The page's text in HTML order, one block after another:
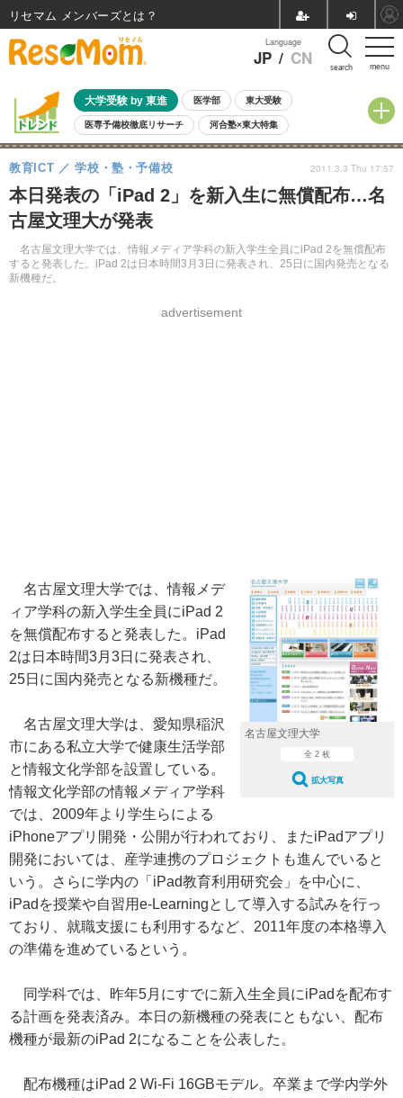
menu
Language
JP / CN search
大学受験 by 東進 医学部 東大受験
医専予備校徹底リサーチ 河合塾×東大特集
親子で考える大学選び 高校受験 中学受験 小学校受験
共通テスト 夏休み 8月開催学校説明会・相談会
8月開催イベント・WS 全国公立高校 過去問 人気記事
自由研究教材（小学生向け）
本日発表の「iPad 2」を新入生に無償配布…名
古屋文理大が発表
名古屋文理大学では、情報メディア学科の新入学生全員にiPad 2を無償配布
すると発表した。iPad 2は日本時間3月3日に発表され、25日に国内発売となる
新機種だ。
教育ICT 学校・塾・予備校
advertisement
2011.3.3 Thu 17:57
名古屋文理大学
全 2 枚
拡大写真
名古屋文理大学では、情報メデ
ィア学科の新入学生全員にiPad 2
を無償配布すると発表した。iPad
2は日本時間3月3日に発表され、
25日に国内発売となる新機種だ。
名古屋文理大学は、愛知県稲沢
市にある私立大学で健康生活学部
と情報文化学部を設置している。
情報文化学部の情報メディア学科
では、2009年より学生らによる
iPhoneアプリ開発・公開が行われており、またiPadアプリ
開発においては、産学連携のプロジェクトも進んでいると
いう。さらに学内の「iPad教育利用研究会」を中心に、
iPadを授業や自習用e-Learningとして導入する試みを行っ
ており、就職支援にも利用するなど、2011年度の本格導入
の準備を進めているという。
同学科では、昨年5月にすでに新入生全員にiPadを配布す
る計画を発表済み。本日の新機種の発表にともない、配布
機種が最新のiPad 2になることを公表した。
配布機種はiPad 2 Wi-Fi 16GBモデル。卒業まで学内学外
リセマム メンバーズ